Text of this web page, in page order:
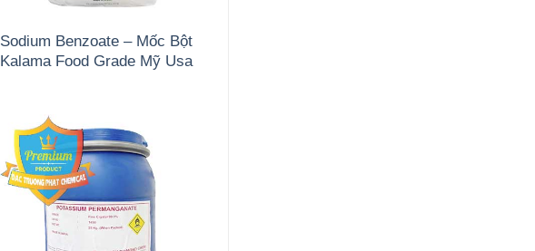
Sodium Benzoate – Mốc Bột
Kalama Food Grade Mỹ Usa